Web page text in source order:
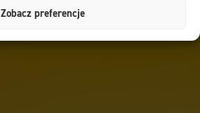
Zobacz preferencje